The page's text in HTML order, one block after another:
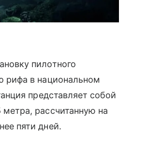
пилотного
рифа в национальном
представляет собой
рассчитанную на
пяти дней.